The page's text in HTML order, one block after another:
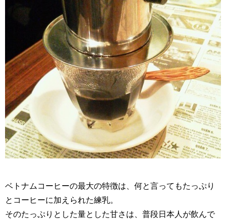
ベトナムコーヒーの最大の特徴は、何と言ってもたっぷり
とコーヒーに加えられた練乳。
そのたっぷりとした量とした甘さは、普段日本人が飲んで